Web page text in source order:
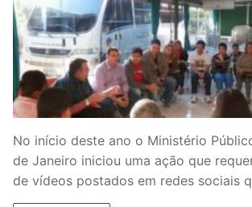
No início deste ano o Ministério
de Janeiro iniciou uma ação que
de vídeos postados em redes sociais